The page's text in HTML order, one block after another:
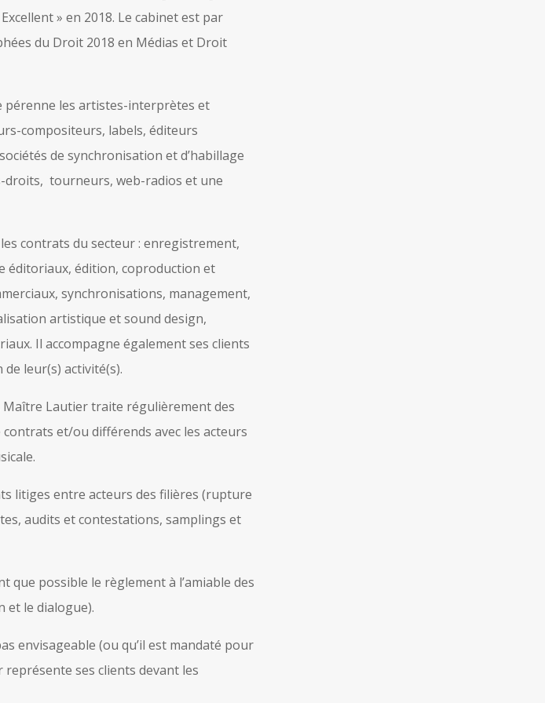
» en 2018. Le cabinet est par
du Droit 2018 en Médias et Droit
pérenne les artistes-interprètes et
compositeurs, labels, éditeurs
de synchronisation et d’habillage
droits, tourneurs, web-radios et une
contrats du secteur : enregistrement,
éditoriaux, édition, coproduction et
synchronisations, management,
artistique et sound design,
Il accompagne également ses clients
leur(s) activité(s).
Maître Lautier traite régulièrement des
et/ou différends avec les acteurs
litiges entre acteurs des filières (rupture
audits et contestations, samplings et
que possible le règlement à l’amiable des
et le dialogue).
envisageable (ou qu’il est mandaté pour
ses clients devant les